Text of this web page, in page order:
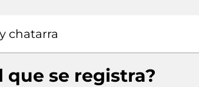
chatarra
que se registra?